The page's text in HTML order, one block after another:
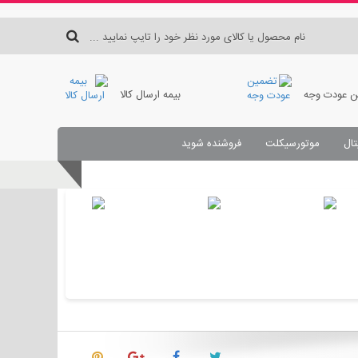
عودت وجه بیمه ارسال کالا
موتورسیکلت
فروشنده شوید